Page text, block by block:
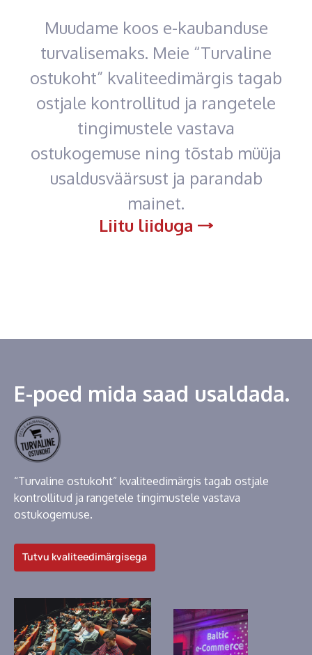
Muudame koos e-kaubanduse
turvalisemaks. Meie “Turvaline
ostukoht” kvaliteedimärgis tagab
ostjale kontrollitud ja rangetele
tingimustele vastava
ostukogemuse ning tõstab müüja
usaldusväärsust ja parandab
mainet.
Liitu liiduga
E-poed mida saad usaldada.
“Turvaline ostukoht” kvaliteedimärgis tagab ostjale
kontrollitud ja rangetele tingimustele vastava
ostukogemuse.
Tutvu kvaliteedimärgisega